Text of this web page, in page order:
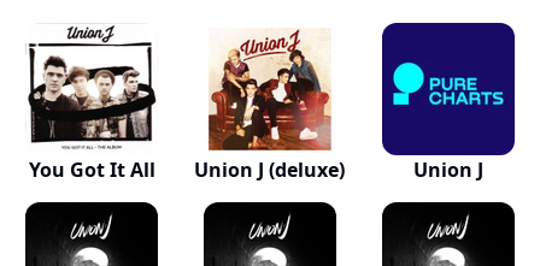
You Got It All Union J (deluxe) Union J